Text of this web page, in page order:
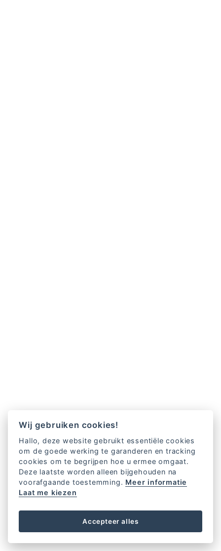
Wij gebruiken cookies!
Hallo, deze website gebruikt essentiële cookies
om de goede werking te garanderen en tracking
cookies om te begrijpen hoe u ermee omgaat.
Deze laatste worden alleen bijgehouden na
voorafgaande toestemming. Meer informatie
Laat me kiezen
Accepteer alles